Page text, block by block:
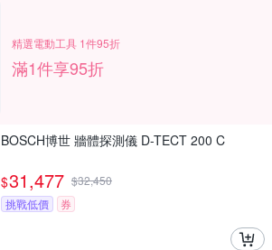
精選電動工具 1件95折
滿1件享95折
BOSCH博世 牆體探測儀 D-TECT 200 C
$31,477 $32,450
挑戰低價
券